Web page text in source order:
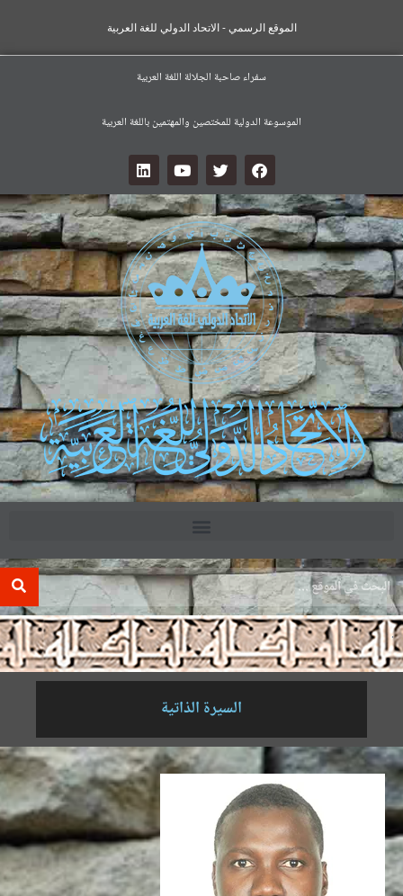
الموقع الرسمي - الاتحاد الدولي للغة العربية
سفراء صاحبة الجلالة اللغة العربية
الموسوعة الدولية للمختصين والمهتمين باللغة العربية
.
السيرة الذاتية